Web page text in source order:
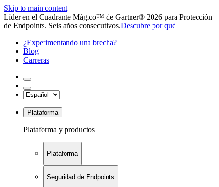
Skip to main content
Líder en el Cuadrante Mágico™ de Gartner® 2026 para Protección
de Endpoints. Seis años consecutivos.Descubre por qué
¿Experimentando una brecha?
Blog
Carreras
Plataforma
Plataforma y productos
Plataforma
Seguridad de Endpoints